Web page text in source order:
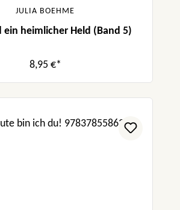
JULIA BOEHME
ein heimlicher Held (Band 5)
8,95 €*